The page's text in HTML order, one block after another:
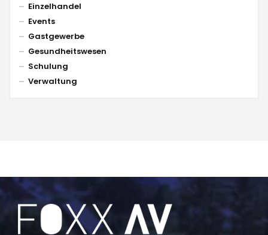
Einzelhandel
Events
Gastgewerbe
Gesundheitswesen
Schulung
Verwaltung